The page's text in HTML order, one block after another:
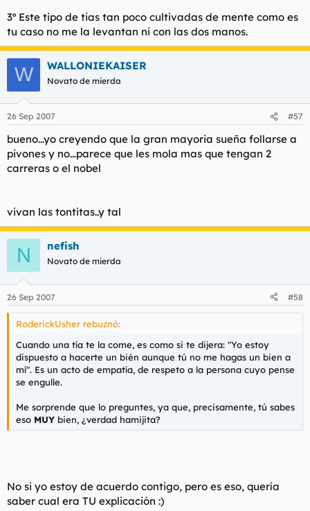
3º Este tipo de tias tan poco cultivadas de mente como es
tu caso no me la levantan ni con las dos manos.
W WALLONIEKAISER
Novato de mierda
26 Sep 2007 #57
bueno...yo creyendo que la gran mayoria sueña follarse a
pivones y no...parece que les mola mas que tengan 2
carreras o el nobel
vivan las tontitas..y tal
N nefish
Novato de mierda
26 Sep 2007 #58
RoderickUsher rebuznó:
Cuando una tía te la come, es como si te dijera: "Yo estoy
dispuesto a hacerte un bién aunque tú no me hagas un bien a
mí". Es un acto de empatía, de respeto a la persona cuyo pense
se engulle.
Me sorprende que lo preguntes, ya que, precisamente, tú sabes
eso MUY bien, ¿verdad hamijita?
No si yo estoy de acuerdo contigo, pero es eso, quería
saber cual era TU explicación :)